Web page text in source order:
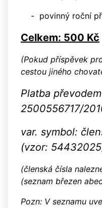
- povinný roční
Celkem: 500 Kč
(Pokud příspěvek
cestou jiného
Platba
2500556717/
var. symbol:
(vzor:
(členská čísla
(seznam březen
Pozn: V seznamu